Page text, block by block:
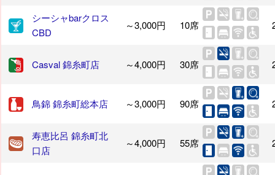
シーシャbarクロス
CBD
～3,000円 10席
Casval 錦糸町店 ～4,000円 30席
鳥錦 錦糸町総本店 ～3,000円 90席
寿恵比呂 錦糸町北
口店
～4,000円 55席